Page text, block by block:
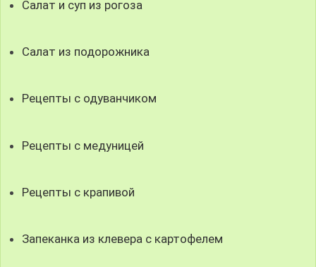
Салат и суп из рогоза
Салат из подорожника
Рецепты с одуванчиком
Рецепты с медуницей
Рецепты с крапивой
Запеканка из клевера с картофелем